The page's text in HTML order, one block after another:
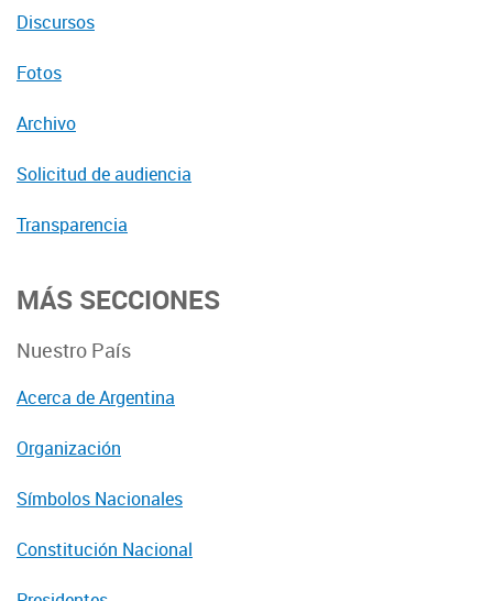
Discursos
Fotos
Archivo
Solicitud de audiencia
Transparencia
MÁS SECCIONES
Nuestro País
Acerca de Argentina
Organización
Símbolos Nacionales
Constitución Nacional